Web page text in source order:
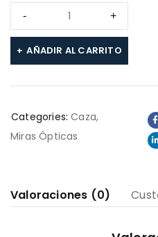
AÑADIR AL CARRITO
Categories: Caza,
Miras Ópticas
Valoraciones (0)